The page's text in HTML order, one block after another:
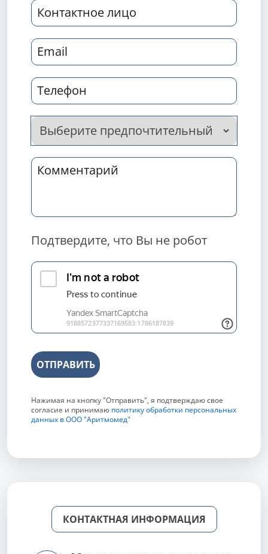
Подтвердите, что Вы не робот
ОТПРАВИТЬ
Нажимая на кнопку "Отправить", я подтверждаю свое
согласие и принимаю политику обработки персональных
данных в ООО "Аритмомед"
КОНТАКТНАЯ ИНФОРМАЦИЯ